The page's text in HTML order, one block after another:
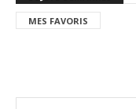
MES FAVORIS